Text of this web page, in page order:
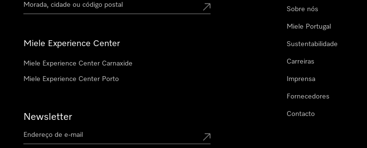
Miele Experience Center
Miele Experience Center Carnaxide
Miele Experience Center Porto
Newsletter
Sobre nós
Miele Portugal
Sustentabilidade
Carreiras
Imprensa
Fornecedores
Contacto